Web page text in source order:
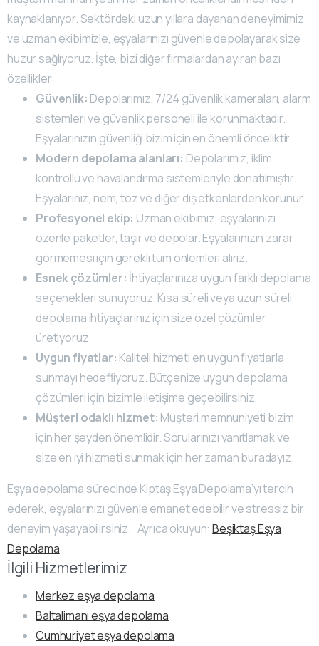
kaynaklanıyor. Sektördeki uzun yıllara dayanan deneyimimiz
ve uzman ekibimizle, eşyalarınızı güvenle depolayarak size
huzur sağlıyoruz. İşte, bizi diğer firmalardan ayıran bazı
özellikler:
Güvenlik: Depolarımız, 7/24 güvenlik kameraları, alarm
sistemleri ve güvenlik personeli ile korunmaktadır.
Eşyalarınızın güvenliği bizim için en önemli önceliktir.
Modern depolama alanları: Depolarımız, iklim
kontrollü ve havalandırma sistemleriyle donatılmıştır.
Eşyalarınız, nem, toz ve diğer dış etkenlerden korunur.
Profesyonel ekip: Uzman ekibimiz, eşyalarınızı
özenle paketler, taşır ve depolar. Eşyalarınızın zarar
görmemesi için gerekli tüm önlemleri alırız.
Esnek çözümler: İhtiyaçlarınıza uygun farklı depolama
seçenekleri sunuyoruz. Kısa süreli veya uzun süreli
depolama ihtiyaçlarınız için size özel çözümler
üretiyoruz.
Uygun fiyatlar: Kaliteli hizmeti en uygun fiyatlarla
sunmayı hedefliyoruz. Bütçenize uygun depolama
çözümleri için bizimle iletişime geçebilirsiniz.
Müşteri odaklı hizmet: Müşteri memnuniyeti bizim
için her şeyden önemlidir. Sorularınızı yanıtlamak ve
size en iyi hizmeti sunmak için her zaman buradayız.
Eşya depolama sürecinde Kiptaş Eşya Depolama’yı tercih
ederek, eşyalarınızı güvenle emanet edebilir ve stressiz bir
deneyim yaşayabilirsiniz. Ayrıca okuyun:Beşiktaş Eşya
Depolama
İlgili Hizmetlerimiz
Merkez eşya depolama
Baltalimanı eşya depolama
Cumhuriyet eşya depolama